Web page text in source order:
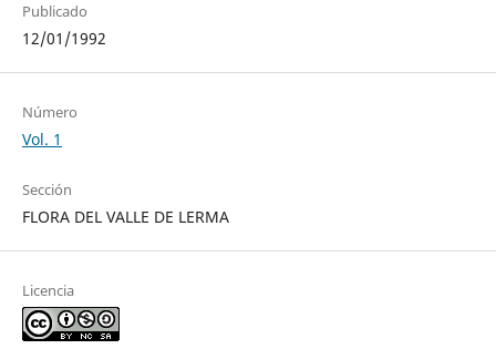
Publicado
12/01/1992
Número
Vol. 1
Sección
FLORA DEL VALLE DE LERMA
Licencia